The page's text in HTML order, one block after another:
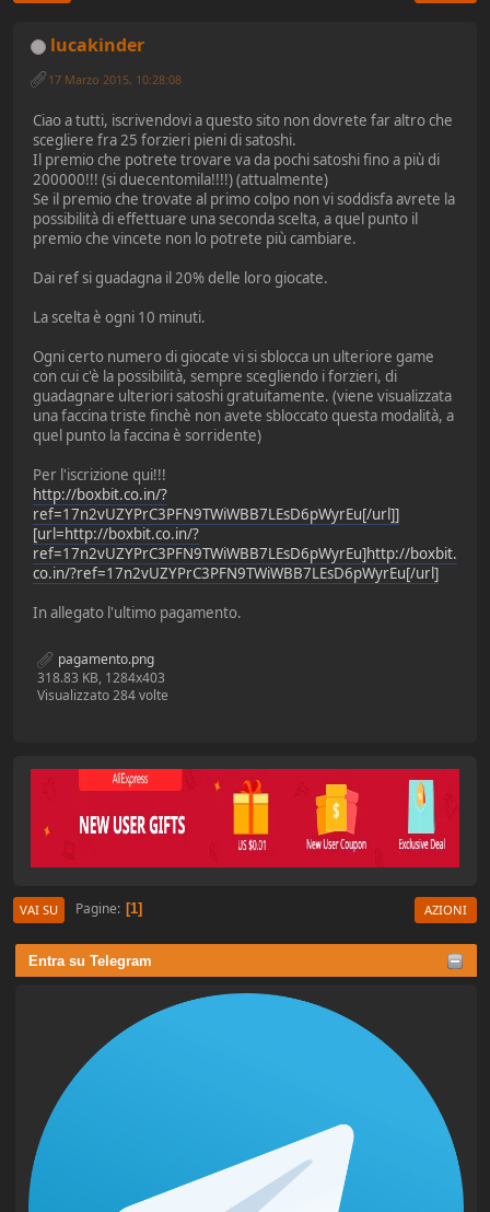
Entra su Telegram
lucakinder
17 Marzo 2015, 10:28:08
Ciao a tutti, iscrivendovi a questo sito non dovrete far altro che
scegliere fra 25 forzieri pieni di satoshi.
Il premio che potrete trovare va da pochi satoshi fino a più di
200000!!! (si duecentomila!!!!) (attualmente)
Se il premio che trovate al primo colpo non vi soddisfa avrete la
possibilità di effettuare una seconda scelta, a quel punto il
premio che vincete non lo potrete più cambiare.
Dai ref si guadagna il 20% delle loro giocate.
La scelta è ogni 10 minuti.
Ogni certo numero di giocate vi si sblocca un ulteriore game
con cui c'è la possibilità, sempre scegliendo i forzieri, di
guadagnare ulteriori satoshi gratuitamente. (viene visualizzata
una faccina triste finchè non avete sbloccato questa modalità, a
quel punto la faccina è sorridente)
Per l'iscrizione qui!!!
http://boxbit.co.in/?
ref=17n2vUZYPrC3PFN9TWiWBB7LEsD6pWyrEu[/url]]
[url=http://boxbit.co.in/?
ref=17n2vUZYPrC3PFN9TWiWBB7LEsD6pWyrEu]http://boxbit.
co.in/?ref=17n2vUZYPrC3PFN9TWiWBB7LEsD6pWyrEu[/url]
In allegato l'ultimo pagamento.
pagamento.png
318.83 KB, 1284x403
Visualizzato 284 volte
VAI SU Pagine 1 AZIONI